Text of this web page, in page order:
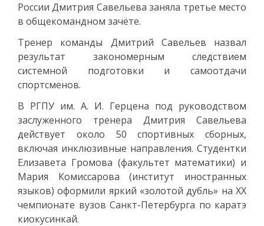
России Дмитрия Савельева заняла третье место
в общекомандном зачёте.
Тренер команды Дмитрий Савельев назвал
результат закономерным следствием
системной подготовки и самоотдачи
спортсменов.
В РГПУ им. А. И. Герцена под руководством
заслуженного тренера Дмитрия Савельева
действует около 50 спортивных сборных,
включая инклюзивные направления. Студентки
Елизавета Громова (факультет математики) и
Мария Комиссарова (институт иностранных
языков) оформили яркий «золотой дубль» на XX
чемпионате вузов Санкт-Петербурга по каратэ
киокусинкай.